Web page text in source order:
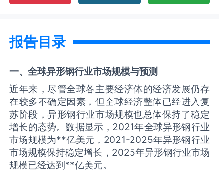
报告目录
一、全球异形钢行业市场规模与预测
近年来，尽管全球各主要经济体的经济发展仍存
在较多不确定因素，但全球经济整体已经进入复
苏阶段，异形钢行业市场规模也总体保持了稳定
增长的态势。数据显示，2021年全球异形钢行业
市场规模为**亿美元，2021-2025年异形钢行业
市场规模保持稳定增长，2025年异形钢行业市场
规模已经达到**亿美元。